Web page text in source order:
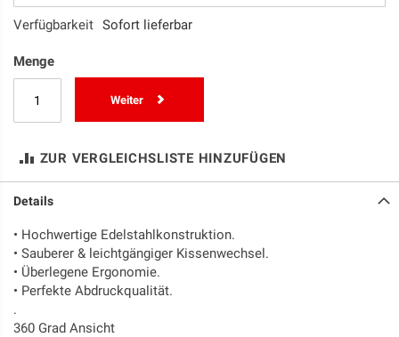
Verfügbarkeit Sofort lieferbar
Menge
Weiter
ZUR VERGLEICHSLISTE HINZUFÜGEN
Details
• Hochwertige Edelstahlkonstruktion.
• Sauberer & leichtgängiger Kissenwechsel.
• Überlegene Ergonomie.
• Perfekte Abdruckqualität.
.
360 Grad Ansicht